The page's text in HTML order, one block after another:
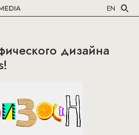
EN
дизайна